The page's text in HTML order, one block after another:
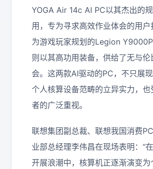
YOGA Air 14c AI PC以其杰出的
用，专为寻求高效作业体会的用户
为游戏玩家规划的Legion Y9000P
则以其高功用装备，供给了无与
会。这两款AI驱动的PC，不只展
个人核算设备范畴的立异实力，也
者的广泛重视。
联想集团副总裁、联想我国消费
业部总经理李伟昌在现场表明：“
开展浪潮中，核算机正逐渐演变为